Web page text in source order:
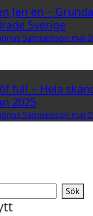
Jen en –
Sverige
Samuelsson maj
full – Hela
2025
Samuelsson maj
Sök